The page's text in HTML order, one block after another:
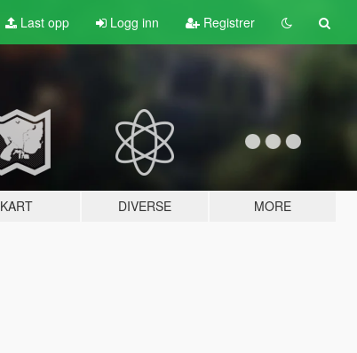
Last opp Logg inn Registrer
KART DIVERSE MORE